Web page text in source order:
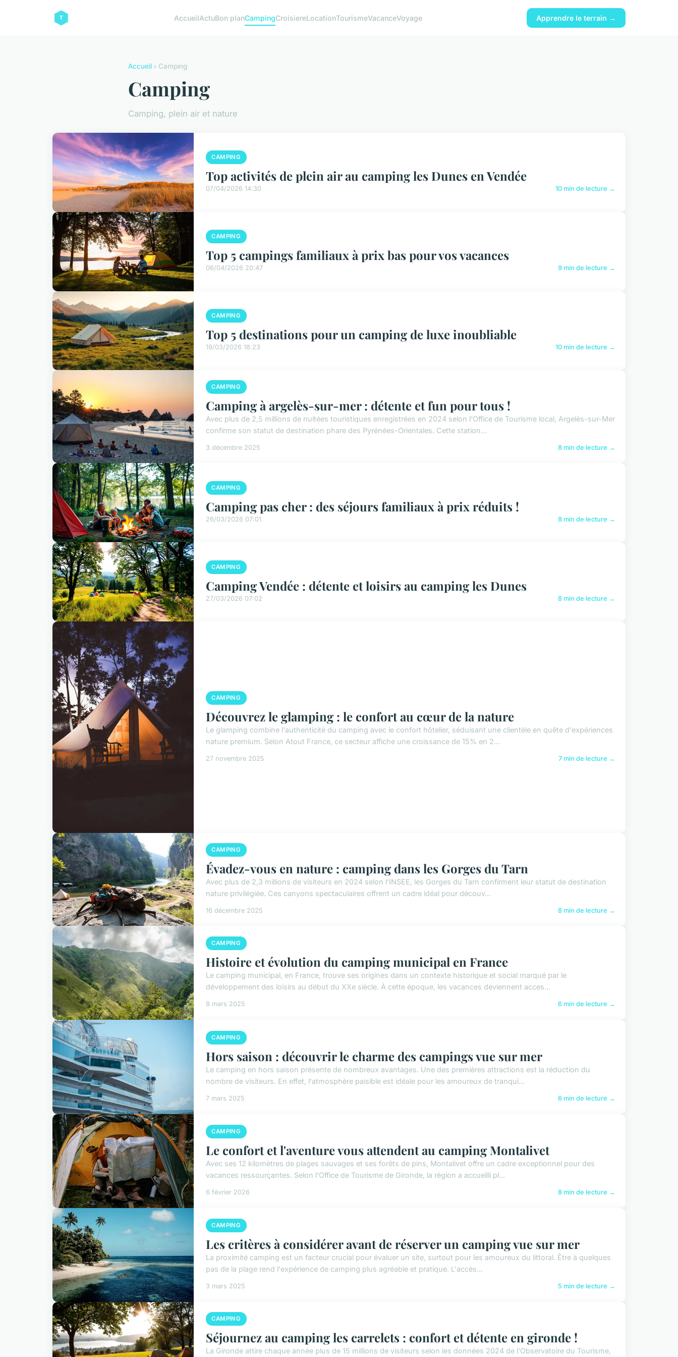
AccueilActuBon planCampingCroisiereLocationTourismeVacanceVoyage Apprendre le terrain →
Accueil › Camping
Camping
Camping, plein air et nature
CAMPING
Top activités de plein air au camping les Dunes en Vendée
07/04/2026 14:30 10 min de lecture →
CAMPING
Top 5 campings familiaux à prix bas pour vos vacances
06/04/2026 20:47 9 min de lecture →
CAMPING
Top 5 destinations pour un camping de luxe inoubliable
19/03/2026 18:23 10 min de lecture →
CAMPING
Camping à argelès-sur-mer : détente et fun pour tous !
Avec plus de 2,5 millions de nuitées touristiques enregistrées en 2024 selon l'Office de Tourisme local, Argelès-sur-Mer
confirme son statut de destination phare des Pyrénées-Orientales. Cette station...
3 décembre 2025 8 min de lecture →
CAMPING
Camping pas cher : des séjours familiaux à prix réduits !
26/03/2026 07:01 8 min de lecture →
CAMPING
Camping Vendée : détente et loisirs au camping les Dunes
27/03/2026 07:02 8 min de lecture →
CAMPING
Découvrez le glamping : le confort au cœur de la nature
Le glamping combine l'authenticité du camping avec le confort hôtelier, séduisant une clientèle en quête d'expériences
nature premium. Selon Atout France, ce secteur affiche une croissance de 15% en 2...
27 novembre 2025 7 min de lecture →
CAMPING
Évadez-vous en nature : camping dans les Gorges du Tarn
Avec plus de 2,3 millions de visiteurs en 2024 selon l'INSEE, les Gorges du Tarn confirment leur statut de destination
nature privilégiée. Ces canyons spectaculaires offrent un cadre idéal pour découv...
16 décembre 2025 8 min de lecture →
CAMPING
Histoire et évolution du camping municipal en France
Le camping municipal, en France, trouve ses origines dans un contexte historique et social marqué par le
développement des loisirs au début du XXe siècle. À cette époque, les vacances deviennent acces...
8 mars 2025 6 min de lecture →
CAMPING
Hors saison : découvrir le charme des campings vue sur mer
Le camping en hors saison présente de nombreux avantages. Une des premières attractions est la réduction du
nombre de visiteurs. En effet, l'atmosphère paisible est idéale pour les amoureux de tranqui...
7 mars 2025 6 min de lecture →
CAMPING
Le confort et l'aventure vous attendent au camping Montalivet
Avec ses 12 kilomètres de plages sauvages et ses forêts de pins, Montalivet offre un cadre exceptionnel pour des
vacances ressourçantes. Selon l'Office de Tourisme de Gironde, la région a accueilli pl...
6 février 2026 8 min de lecture →
CAMPING
Les critères à considérer avant de réserver un camping vue sur mer
La proximité camping est un facteur crucial pour évaluer un site, surtout pour les amoureux du littoral. Être à quelques
pas de la plage rend l'expérience de camping plus agréable et pratique. L'accès...
3 mars 2025 5 min de lecture →
CAMPING
Séjournez au camping les carrelets : confort et détente en gironde !
La Gironde attire chaque année plus de 15 millions de visiteurs selon les données 2024 de l'Observatoire du Tourisme,